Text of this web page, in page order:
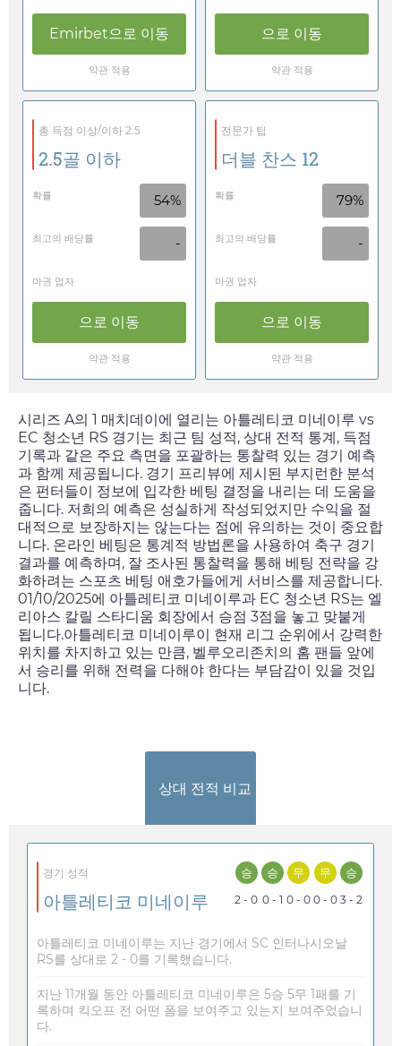
Emirbet으로 이동
약관 적용
으로 이동
약관 적용
총 득점 이상/이하 2.5
2.5골 이하
확률 54%
최고의 배당률 -
마권 업자
으로 이동
약관 적용
전문가 팁
더블 찬스 12
확률 79%
최고의 배당률 -
마권 업자
으로 이동
약관 적용
시리즈 A의 1 매치데이에 열리는 아틀레티코 미네이루 vs
EC 청소년 RS 경기는 최근 팀 성적, 상대 전적 통계, 득점
기록과 같은 주요 측면을 포괄하는 통찰력 있는 경기 예측
과 함께 제공됩니다. 경기 프리뷰에 제시된 부지런한 분석
은 펀터들이 정보에 입각한 베팅 결정을 내리는 데 도움을
줍니다. 저희의 예측은 성실하게 작성되었지만 수익을 절
대적으로 보장하지는 않는다는 점에 유의하는 것이 중요합
니다. 온라인 베팅은 통계적 방법론을 사용하여 축구 경기
결과를 예측하며, 잘 조사된 통찰력을 통해 베팅 전략을 강
화하려는 스포츠 베팅 애호가들에게 서비스를 제공합니다.
01/10/2025에 아틀레티코 미네이루과 EC 청소년 RS는 엘
리아스 칼릴 스타디움 회장에서 승점 3점을 놓고 맞붙게
됩니다.아틀레티코 미네이루이 현재 리그 순위에서 강력한
위치를 차지하고 있는 만큼, 벨루오리존치의 홈 팬들 앞에
서 승리를 위해 전력을 다해야 한다는 부담감이 있을 것입
니다.
상대 전적 비교
경기 성적
아틀레티코 미네이루
승
2 - 0
승
0 - 1
무
0 - 0
무
0 - 0
승
3 - 2
아틀레티코 미네이루는 지난 경기에서 SC 인터나시오날
RS를 상대로 2 - 0를 기록했습니다.
지난 11개월 동안 아틀레티코 미네이루은 5승 5무 1패를 기
록하며 킥오프 전 어떤 폼을 보여주고 있는지 보여주었습니
다.